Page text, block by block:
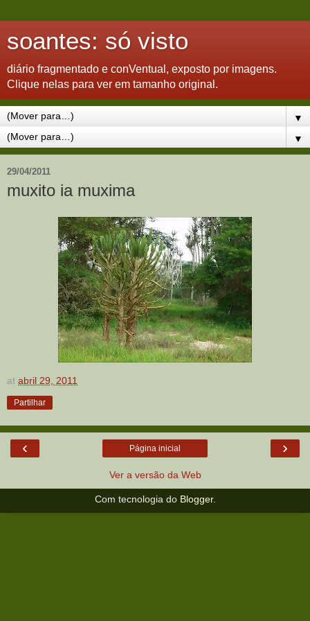
soantes: só visto
diário fragmentado e conVentual, exposto por imagens.
Clique nelas para ver em tamanho original.
▼
▼
29/04/2011
muxito ia muxima
at abril 29, 2011
Partilhar
‹ ›
Página inicial
Ver a versão da Web
Com tecnologia do Blogger.